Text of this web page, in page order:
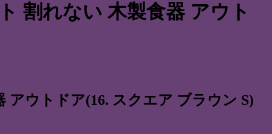
割れない 木製食器 アウト
アウトドア(16. スクエア ブラウン S)